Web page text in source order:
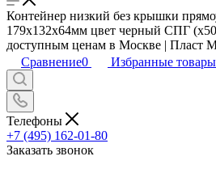
Контейнер низкий без крышки
179x132x64мм цвет черный СПГ
доступным ценам в Москве | Пласт
Сравнение0 Избранные товары
Телефоны
+7 (495) 162-01-80
Заказать звонок